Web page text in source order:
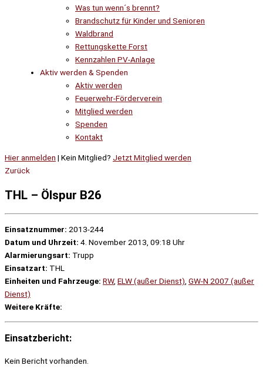
Was tun wenn´s brennt?
Brandschutz für Kinder und Senioren
Waldbrand
Rettungskette Forst
Kennzahlen PV-Anlage
Aktiv werden & Spenden
Aktiv werden
Feuerwehr-Förderverein
Mitglied werden
Spenden
Kontakt
Hier anmelden | Kein Mitglied? Jetzt Mitglied werden
Zurück
THL – Ölspur B26
Einsatznummer: 2013-244
Datum und Uhrzeit: 4. November 2013, 09:18 Uhr
Alarmierungsart: Trupp
Einsatzart: THL
Einheiten und Fahrzeuge: RW, ELW (außer Dienst) GW-N 2007 (außer
Dienst)
Weitere Kräfte:
Einsatzbericht:
Kein Bericht vorhanden.